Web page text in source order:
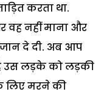
करता था.
नहीं माना और
दे दी. अब आप
उस लड़के को लड़की
के लिए मरने की